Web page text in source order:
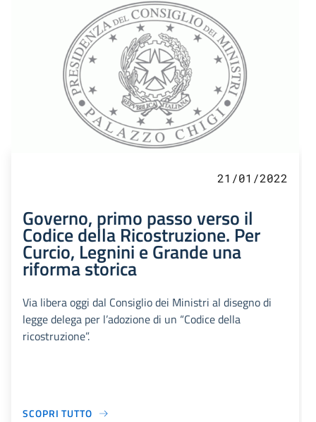
21/01/2022
Governo, primo passo verso il
Codice della Ricostruzione. Per
Curcio, Legnini e Grande una
riforma storica
Via libera oggi dal Consiglio dei Ministri al disegno di
legge delega per l’adozione di un “Codice della
ricostruzione”.
SCOPRI TUTTO